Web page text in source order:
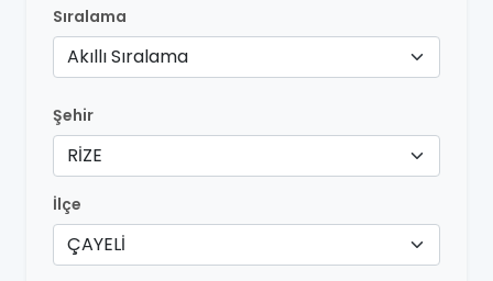
Sıralama
Akıllı Sıralama
Şehir
RİZE
İlçe
ÇAYELİ